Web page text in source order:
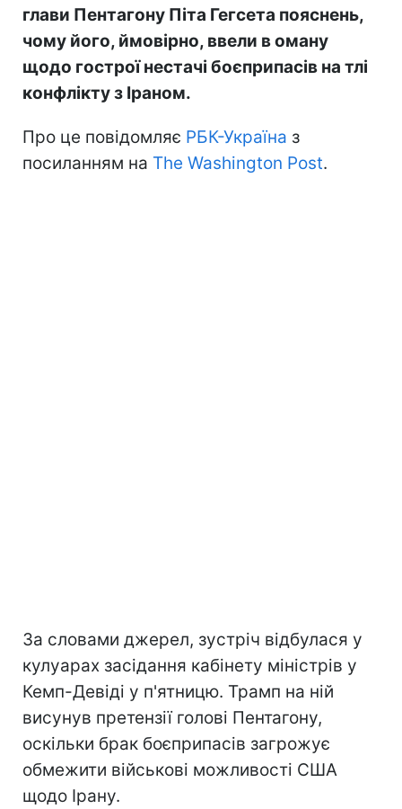
глави Пентагону Піта Гегсета пояснень,
чому його, ймовірно, ввели в оману
щодо гострої нестачі боєприпасів на тлі
конфлікту з Іраном.
Про це повідомляє РБК-Україна з
посиланням на The Washington Post.
За словами джерел, зустріч відбулася у
кулуарах засідання кабінету міністрів у
Кемп-Девіді у п'ятницю. Трамп на ній
висунув претензії голові Пентагону,
оскільки брак боєприпасів загрожує
обмежити військові можливості США
щодо Ірану.